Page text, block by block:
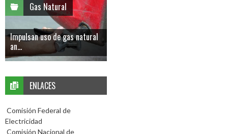
Gas Natural
Impulsan uso de gas natural
an...
ENLACES
Comisión Federal de
Electricidad
Comisión Nacional de